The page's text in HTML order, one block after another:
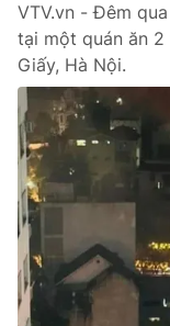
Liên hệ tòa soạn
THỜI BÁO VTV
Theo dõi báo trên
Cơ quan chủ quản:
Cơ quan báo chí:
VTV.vn - Đêm
tại một quán ăn 2
Giấy, Hà Nội.